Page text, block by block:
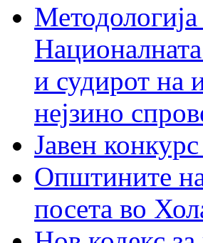
Националната
и судирот на
нејзино
Јавен
Општините на
посета во